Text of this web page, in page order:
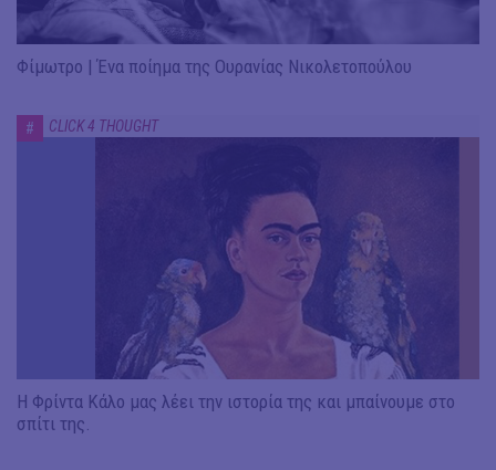
Φίμωτρο | Ένα ποίημα της Ουρανίας Νικολετοπούλου
# CLICK 4 THOUGHT
Η Φρίντα Κάλο μας λέει την ιστορία της και μπαίνουμε στο
σπίτι της.